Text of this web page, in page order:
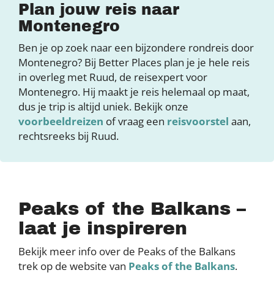
Plan jouw reis naar
Montenegro
Ben je op zoek naar een bijzondere rondreis door
Montenegro? Bij Better Places plan je je hele reis
in overleg met Ruud, de reisexpert voor
Montenegro. Hij maakt je reis helemaal op maat,
dus je trip is altijd uniek. Bekijk onze
voorbeeldreizen of vraag een reisvoorstel aan,
rechtsreeks bij Ruud.
Peaks of the Balkans –
laat je inspireren
Bekijk meer info over de Peaks of the Balkans
trek op de website van Peaks of the Balkans.